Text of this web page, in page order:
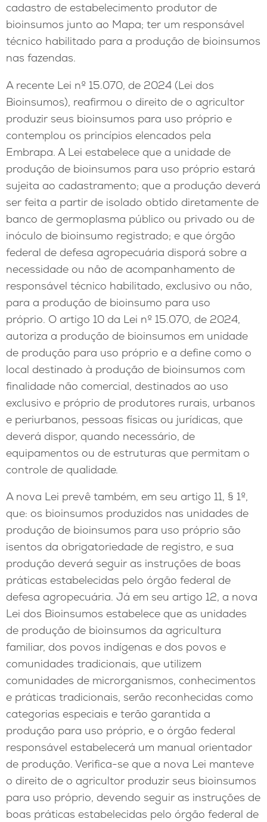
cadastro de estabelecimento produtor de
bioinsumos junto ao Mapa; ter um responsável
técnico habilitado para a produção de bioinsumos
nas fazendas.
A recente Lei nº 15.070, de 2024 (Lei dos
Bioinsumos), reafirmou o direito de o agricultor
produzir seus bioinsumos para uso próprio e
contemplou os princípios elencados pela
Embrapa. A Lei estabelece que a unidade de
produção de bioinsumos para uso próprio estará
sujeita ao cadastramento; que a produção deverá
ser feita a partir de isolado obtido diretamente de
banco de germoplasma público ou privado ou de
inóculo de bioinsumo registrado; e que órgão
federal de defesa agropecuária disporá sobre a
necessidade ou não de acompanhamento de
responsável técnico habilitado, exclusivo ou não,
para a produção de bioinsumo para uso
próprio. O artigo 10 da Lei nº 15.070, de 2024,
autoriza a produção de bioinsumos em unidade
de produção para uso próprio e a define como o
local destinado à produção de bioinsumos com
finalidade não comercial, destinados ao uso
exclusivo e próprio de produtores rurais, urbanos
e periurbanos, pessoas físicas ou jurídicas, que
deverá dispor, quando necessário, de
equipamentos ou de estruturas que permitam o
controle de qualidade.
A nova Lei prevê também, em seu artigo 11, § 1º,
que: os bioinsumos produzidos nas unidades de
produção de bioinsumos para uso próprio são
isentos da obrigatoriedade de registro, e sua
produção deverá seguir as instruções de boas
práticas estabelecidas pelo órgão federal de
defesa agropecuária. Já em seu artigo 12, a nova
Lei dos Bioinsumos estabelece que as unidades
de produção de bioinsumos da agricultura
familiar, dos povos indígenas e dos povos e
comunidades tradicionais, que utilizem
comunidades de microrganismos, conhecimentos
e práticas tradicionais, serão reconhecidas como
categorias especiais e terão garantida a
produção para uso próprio, e o órgão federal
responsável estabelecerá um manual orientador
de produção. Verifica-se que a nova Lei manteve
o direito de o agricultor produzir seus bioinsumos
para uso próprio, devendo seguir as instruções de
boas práticas estabelecidas pelo órgão federal de